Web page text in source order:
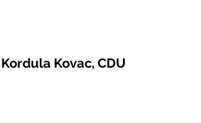
Kordula Kovac, CDU